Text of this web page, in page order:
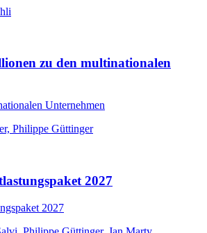
zu den multinationalen
Unternehmen
Philippe Güttinger
2027
2027